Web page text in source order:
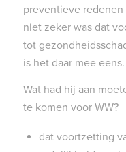
preventieve
niet zeker was dat
tot
is het daar mee
Wat had hij aan
te komen voor WW?
dat voortzetting